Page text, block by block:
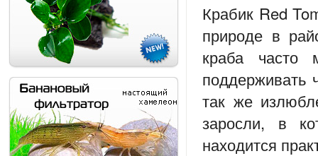
Крабик Red
природе в
краба часто
поддерживать
так же
заросли, в
находится